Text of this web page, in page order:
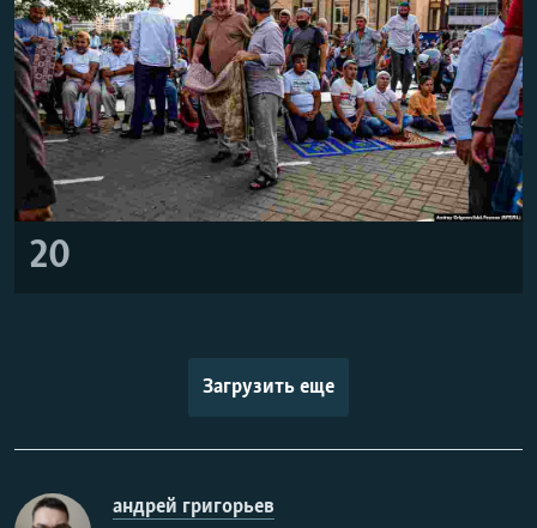
20
Загрузить еще
андрей григорьев